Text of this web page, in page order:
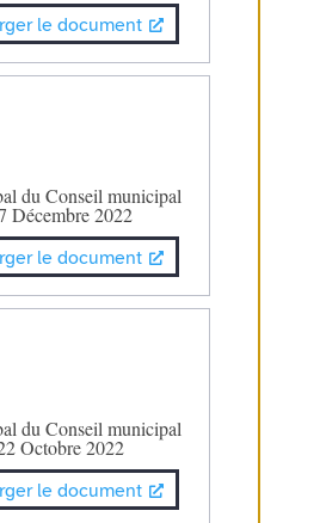
le document
du Conseil municipal
Décembre 2022
le document
du Conseil municipal
Octobre 2022
le document